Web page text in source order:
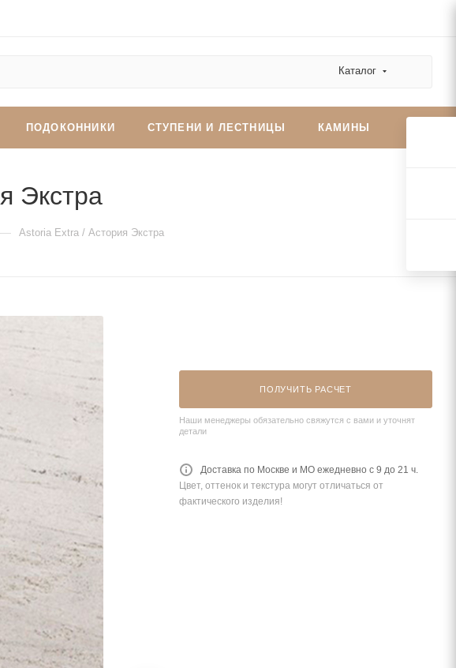
Каталог
ПОДОКОННИКИ СТУПЕНИ И ЛЕСТНИЦЫ КАМИНЫ
Экстра
— Astoria Extra / Астория Экстра
ПОЛУЧИТЬ РАСЧЕТ
Наши менеджеры обязательно свяжутся с вами и уточнят
детали
Доставка по Москве и МО ежедневно с 9 до 21 ч.
Цвет, оттенок и текстура могут отличаться от
фактического изделия!